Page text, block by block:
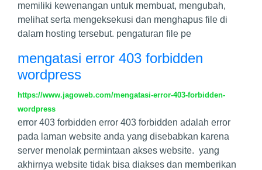
memiliki kewenangan untuk membuat, mengubah,
melihat serta mengeksekusi dan menghapus file di
dalam hosting tersebut. pengaturan file pe
mengatasi error 403 forbidden
wordpress
https://www.jagoweb.com/mengatasi-error-403-forbidden-
wordpress
error 403 forbidden error 403 forbidden adalah error
pada laman website anda yang disebabkan karena
server menolak permintaan akses website. yang
akhirnya website tidak bisa diakses dan memberikan